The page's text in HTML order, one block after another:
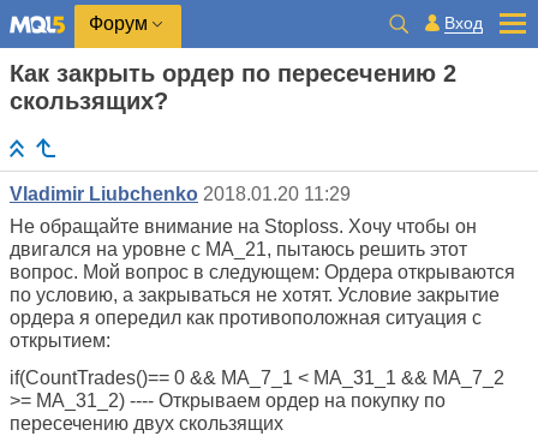
Форум Вход
Как закрыть ордер по пересечению 2
скользящих?
Vladimir Liubchenko 2018.01.20 11:29
Не обращайте внимание на Stoploss. Хочу чтобы он
двигался на уровне с MA_21, пытаюсь решить этот
вопрос. Мой вопрос в следующем: Ордера открываются
по условию, а закрываться не хотят. Условие закрытие
ордера я опередил как противоположная ситуация с
открытием:
if(CountTrades()== 0 && MA_7_1 < MA_31_1 && MA_7_2
>= MA_31_2) ---- Открываем ордер на покупку по
пересечению двух скользящих